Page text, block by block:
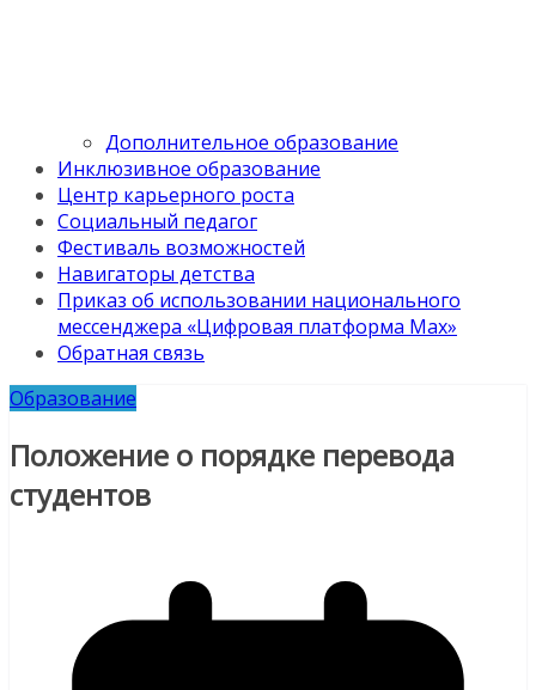
Дополнительное образование
Инклюзивное образование
Центр карьерного роста
Социальный педагог
Фестиваль возможностей
Навигаторы детства
Приказ об использовании национального
мессенджера «Цифровая платформа Мах»
Обратная связь
Образование
Положение о порядке перевода
студентов